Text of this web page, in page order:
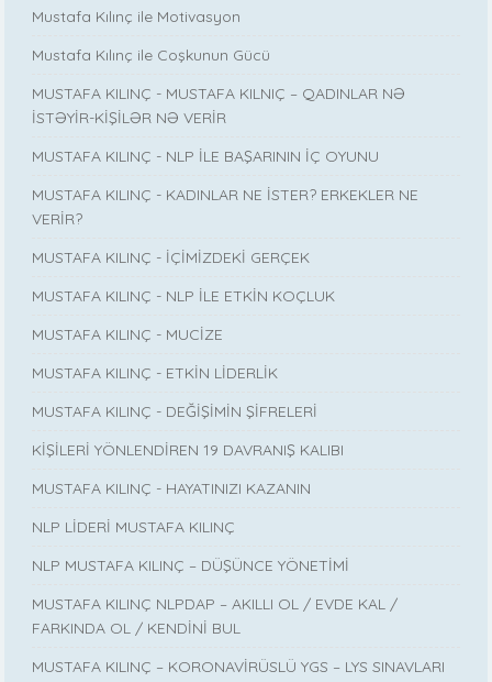
Mustafa Kılınç ile Motivasyon
Mustafa Kılınç ile Coşkunun Gücü
MUSTAFA KILINÇ - MUSTAFA KILNIÇ – QADINLAR NƏ
İSTƏYİR-KİŞİLƏR NƏ VERİR
MUSTAFA KILINÇ - NLP İLE BAŞARININ İÇ OYUNU
MUSTAFA KILINÇ - KADINLAR NE İSTER? ERKEKLER NE
VERİR?
MUSTAFA KILINÇ - İÇİMİZDEKİ GERÇEK
MUSTAFA KILINÇ - NLP İLE ETKİN KOÇLUK
MUSTAFA KILINÇ - MUCİZE
MUSTAFA KILINÇ - ETKİN LİDERLİK
MUSTAFA KILINÇ - DEĞİŞİMİN ŞİFRELERİ
KİŞİLERİ YÖNLENDİREN 19 DAVRANIŞ KALIBI
MUSTAFA KILINÇ - HAYATINIZI KAZANIN
NLP LİDERİ MUSTAFA KILINÇ
NLP MUSTAFA KILINÇ – DÜŞÜNCE YÖNETİMİ
MUSTAFA KILINÇ NLPDAP – AKILLI OL / EVDE KAL /
FARKINDA OL / KENDİNİ BUL
MUSTAFA KILINÇ – KORONAVİRÜSLÜ YGS – LYS SINAVLARI